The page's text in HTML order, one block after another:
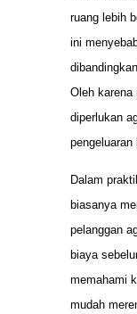
ruang lebih
ini
Oleh karena
diperlukan
Dalam
biasanya
pelanggan
biaya
memahami
mudah